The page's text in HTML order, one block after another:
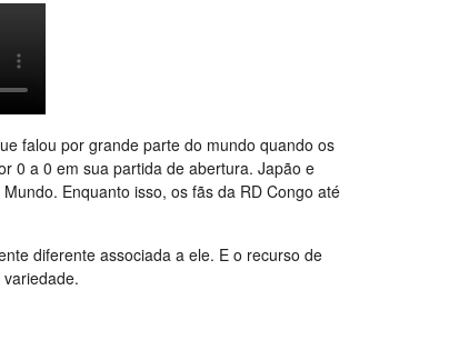
falou por grande parte do mundo quando os
0 a 0 em sua partida de abertura. Japão e
Enquanto isso, os fãs da RD Congo até
diferente associada a ele. E o recurso de